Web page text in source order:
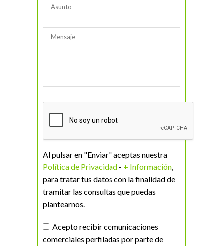
Al pulsar en "Enviar" aceptas nuestra
Política de Privacidad - + Información,
para tratar tus datos con la finalidad de
tramitar las consultas que puedas
plantearnos.
Acepto recibir comunicaciones
comerciales perfiladas por parte de